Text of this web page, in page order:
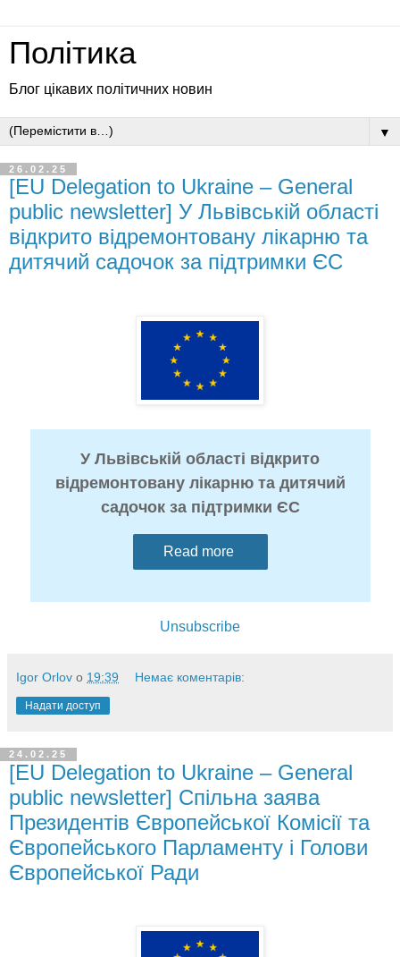
Політика
Блог цікавих політичних новин
▼
26.02.25
[EU Delegation to Ukraine – General
public newsletter] У Львівській області
відкрито відремонтовану лікарню та
дитячий садочок за підтримки ЄС
У Львівській області відкрито
відремонтовану лікарню та дитячий
садочок за підтримки ЄС
Read more
Unsubscribe
Igor Orlov о 19:39 Немає коментарів:
Надати доступ
24.02.25
[EU Delegation to Ukraine – General
public newsletter] Спільна заява
Президентів Європейської Комісії та
Європейського Парламенту і Голови
Європейської Ради